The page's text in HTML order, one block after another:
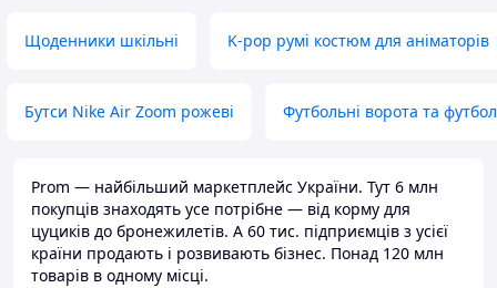
Щоденники шкільні K-pop румі костюм для аніматорів
Бутси Nike Air Zoom рожеві Футбольні ворота та
Prom — найбільший маркетплейс України. Тут 6 млн
покупців знаходять усе потрібне — від корму для
цуциків до бронежилетів. А 60 тис. підприємців з усієї
країни продають і розвивають бізнес. Понад 120 млн
товарів в одному місці.